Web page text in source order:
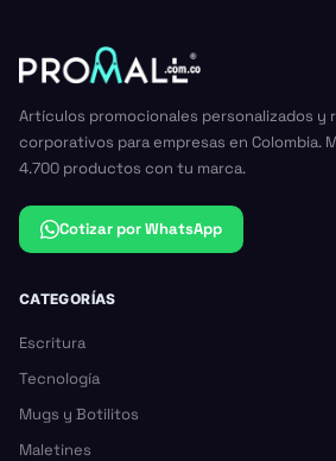
Artículos promocionales personalizados y
corporativos para empresas en Colombia.
4.700 productos con tu marca.
Cotizar por WhatsApp
CATEGORÍAS
Escritura
Tecnología
Mugs y Botilitos
Maletines